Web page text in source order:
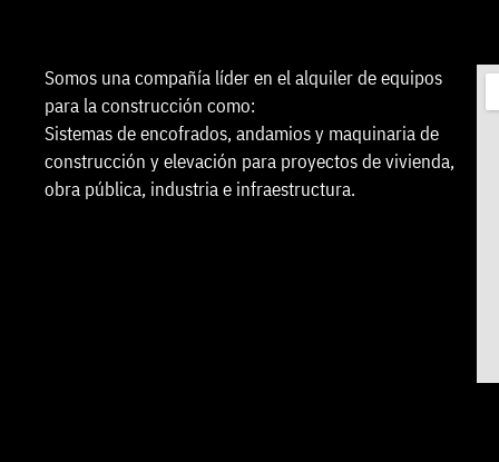
Somos una compañía líder en el alquiler de equipos
para la construcción como:
Sistemas de encofrados, andamios y maquinaria de
construcción y elevación para proyectos de vivienda,
obra pública, industria e infraestructura.